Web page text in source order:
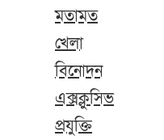
মতামত
খেলা
বিনোদন
এক্সক্লুসিভ
প্রযুক্তি